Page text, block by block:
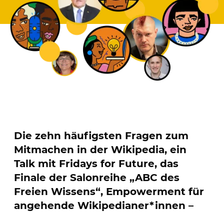
Die zehn häufigsten Fragen zum
Mitmachen in der Wikipedia, ein
Talk mit Fridays for Future, das
Finale der Salonreihe „ABC des
Freien Wissens“, Empowerment für
angehende Wikipedianer*innen –